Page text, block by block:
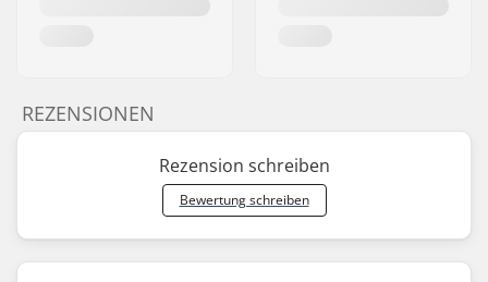
REZENSIONEN
Rezension schreiben
Bewertung schreiben